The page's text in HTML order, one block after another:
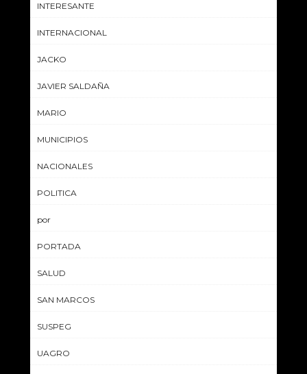
INTERESANTE
INTERNACIONAL
JACKO
JAVIER SALDAÑA
MARIO
MUNICIPIOS
NACIONALES
POLITICA
por
PORTADA
SALUD
SAN MARCOS
SUSPEG
UAGRO